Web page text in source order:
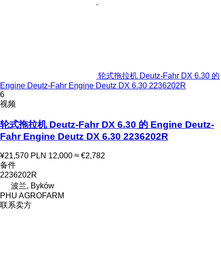
轮式拖拉机 Deutz-Fahr DX 6.30 的
Engine Deutz-Fahr Engine Deutz DX 6.30 2236202R
6
视频
轮式拖拉机 Deutz-Fahr DX 6.30 的 Engine Deutz-
Fahr Engine Deutz DX 6.30 2236202R
¥21,570 PLN 12,000 ≈ €2,782
备件
2236202R
波兰, Byków
PHU AGROFARM
联系卖方